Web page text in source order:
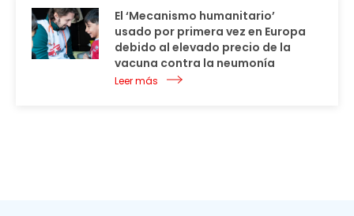
El ‘Mecanismo humanitario’
usado por primera vez en Europa
debido al elevado precio de la
vacuna contra la neumonía
Leer más